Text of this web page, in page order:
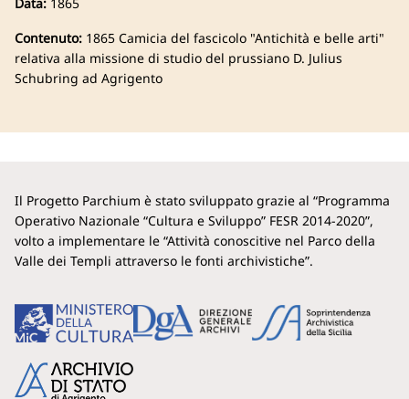
Contenuto: 1865 Camicia del fascicolo "Antichità e belle arti"
relativa alla missione di studio del prussiano D. Julius
Schubring ad Agrigento
Il Progetto Parchium è stato sviluppato grazie al “Programma
Operativo Nazionale “Cultura e Sviluppo” FESR 2014-2020”,
volto a implementare le “Attività conoscitive nel Parco della
Valle dei Templi attraverso le fonti archivistiche”.